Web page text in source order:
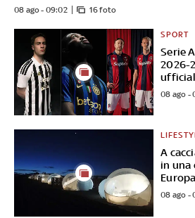
08 ago - 09:02 16 foto
Serie
2026-
SPORT
08 ago -
A
in una
Europa
08 ago -